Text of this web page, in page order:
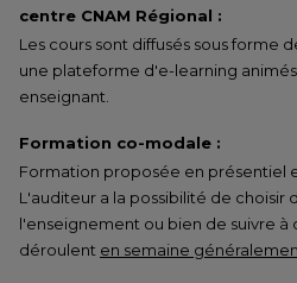
centre CNAM Régional :
Les cours sont diffusés sous forme
une plateforme d'e-learning
enseignant.
Formation co-modale :
Formation proposée en présentiel
L'auditeur a la possibilité de choisir
l'enseignement ou bien de suivre à
déroulent en semaine